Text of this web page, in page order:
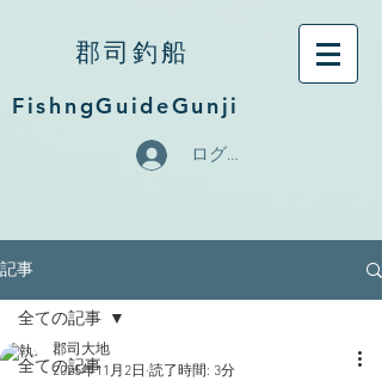
郡司釣船
FishngGuideGunji
ログイン
記事
全ての記事
全ての記事
郡司大地
2025年11月2日 読了時間: 3分